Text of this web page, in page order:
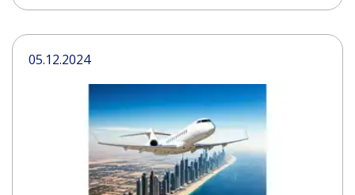
05.12.2024